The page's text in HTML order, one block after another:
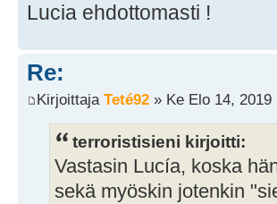
Lucia ehdottomasti !
Re:
Kirjoittaja Teté92 » Ke Elo 14, 2019
terroristisieni kirjoitti:
Vastasin Lucía, koska
sekä myöskin jotenkin